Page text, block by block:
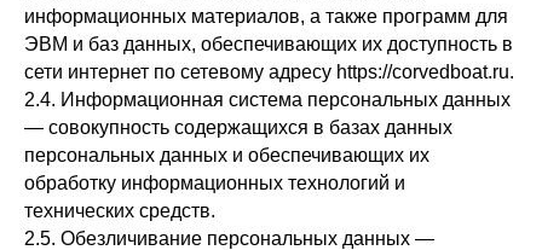
информационных материалов, а также программ для
ЭВМ и баз данных, обеспечивающих их доступность в
сети интернет по сетевому адресу https://corvedboat.ru.
2.4. Информационная система персональных данных
— совокупность содержащихся в базах данных
персональных данных и обеспечивающих их
обработку информационных технологий и
технических средств.
2.5. Обезличивание персональных данных —